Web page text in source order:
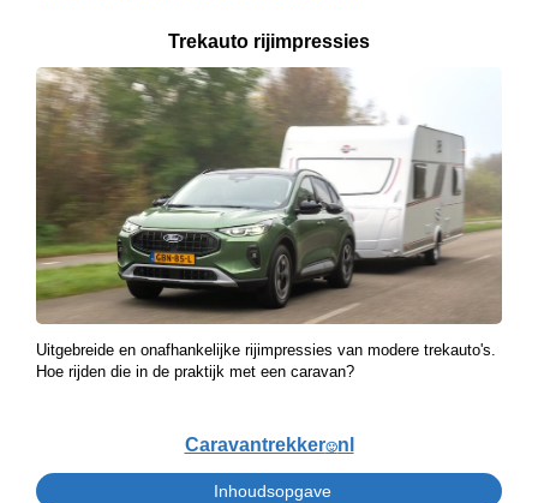
Trekauto rijimpressies
Uitgebreide en onafhankelijke rijimpressies van modere trekauto's.
Hoe rijden die in de praktijk met een caravan?
Caravantrekker🙂nl